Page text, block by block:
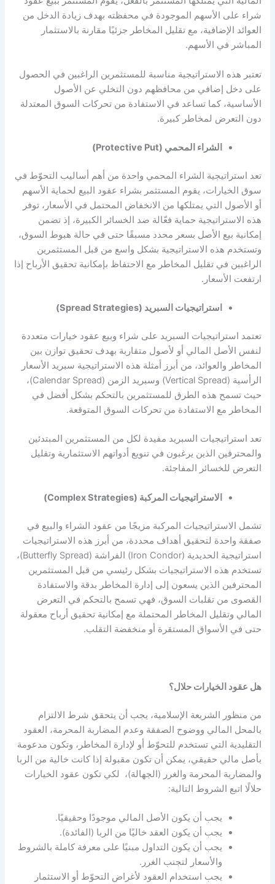
شراء على الأسهم الموجودة في محفظته بهدف زيادة الدخل من
العوائد الإضافية، مع تقليل المخاطر جزئيًا مقارنة بالاستثمار
المباشر في الأسهم.
تعتبر هذه الاستراتيجية مناسبة للمستثمرين الراغبين في الحصول
على دخل إضافي من محافظهم دون التخلي عن الأصول
الأساسية، كما تساعد في الاستفادة من تحركات السوق المعتدلة
دون التعرض لمخاطر كبيرة.
الشراء المحمي (Protective Put)
تعد استراتيجية الشراء المحمي واحدة من أهم أساليب التحوّط في
سوق الخيارات، يقوم المستثمر بشراء عقود البيع لحماية الأسهم
أو الأصول التي يمتلكها من الانخفاض المحتمل في الأسعار، توفر
هذه الاستراتيجية حماية فعّالة ضد الخسائر الكبيرة، إذ تضمن
إمكانية بيع الأصل بسعر محدد مسبقًا حتى في حالة هبوط السوق،
وتستخدم هذه الاستراتيجية بشكل واسع من قبل المستثمرين
الراغبين في تقليل المخاطر مع الاحتفاظ بإمكانية تحقيق الأرباح إذا
ارتفعت الأسعار.
استراتيجيات السبريد (Spread Strategies)
تعتمد استراتيجيات السبريد على شراء وبيع عقود خيارات متعددة
لنفس الأصل المالي أو لأصول متقاربة بهدف تحقيق توازن بين
المخاطر والعوائد، من أبرز أمثلة هذه الاستراتيجية سبريد الأسعار
الرأسية (Vertical Spread) وسبريد الزمن (Calendar Spread)،
حيث تسمح هذه الطرق للمستثمرين بالتحكم بشكل أفضل في
المخاطر مع الاستفادة من تحركات السوق المتوقعة.
تعد استراتيجيات السبريد مفيدة لكل من المستثمرين المبتدئين
والمحترفين الذين يرغبون في تنويع أدواتهم الاستثمارية وتقليل
التعرض للخسائر المفاجئة.
الاستراتيجيات المركبة (Complex Strategies)
تشمل الاستراتيجيات المركبة مزيجًا من عقود الشراء والبيع في
صفقة واحدة لتحقيق أهداف محددة، من أبرز هذه الاستراتيجيات
استراتيجية الحديدية (Iron Condor) الفراشة (Butterfly Spread)،
تستخدم هذه الاستراتيجيات بشكل رئيسي من قبل المستثمرين
المحترفين الذين يسعون إلى إدارة المخاطر بدقة والاستفادة
القصوى من تقلبات السوق، فهي تسمح بالتحكم في التعرض
المالي وتقليل المخاطر المحتملة مع إمكانية تحقيق أرباح معقولة
حتى في الأسواق المستقرة أو منخفضة التقلب.
هل عقود الخيارات حلال؟
من منظور الشريعة الإسلامية، يجب أن يتحقق شرط الالتزام
بالمحل المالي ووضوح الصفقة وعدم المضاربة المحرمة، العقود
التقليدية التي تستخدم للتحوّط أو لإدارة المخاطر، وتكون مدعومة
بأصل مالي حقيقي، يمكن أن تكون مقبولة إذا كانت خالية من الربا
والمضاربة المحرمة والغرر (الجهالة)، لكي تكون عقود الخيارات
حلالًااتبع الشروط التالية:
يجب أن يكون الأصل المالي موجودًا وحقيقيًا.
يجب أن يكون العقد خاليًا من الربا (الفائدة).
يجب أن يكون التداول مبنيًا على معرفة كاملة بالشروط
والأسعار لتجنب الغرر.
يجب استخدام العقود لأغراض التحوّط أو الاستثمار